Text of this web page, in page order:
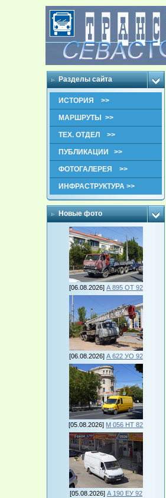
Разделы сайта
ИСТОРИЯ >>
МАРШРУТЫ >>
ТЕХ. ОТДЕЛ >>
ПУБЛИКАЦИИ >>
ФОТОГАЛЕРЕЯ >>
ИНФРАСТРУКТУРА >>
Новые фото
[06.08.2026] А 895 ОТ 92
[06.08.2026] А 622 УО 92
[05.08.2026] М 056 НТ 82
[05.08.2026] А 190 ЕУ 92